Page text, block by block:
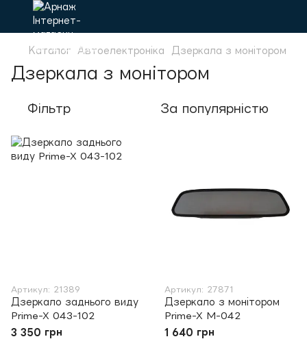
Каталог Автоелектроніка Дзеркала з монітором
Дзеркала з монітором
Фільтр За популярністю
Артикул: 21389
Дзеркало заднього виду
Prime-X 043-102
3 350 грн
Артикул: 27871
Дзеркало з монітором
Prime-X M-042
1 640 грн